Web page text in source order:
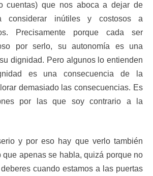
cuentas) que nos aboca a dejar de
considerar inútiles y costosos a
Precisamente porque cada ser
por serlo, su autonomía es una
dignidad. Pero algunos lo entienden
es una consecuencia de la
demasiado las consecuencias. Es
por las que soy contrario a la
y por eso hay que verlo también
que apenas se habla, quizá porque no
cuando estamos a las puertas